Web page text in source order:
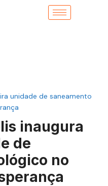
unidade de saneamento
inaugura
de
no